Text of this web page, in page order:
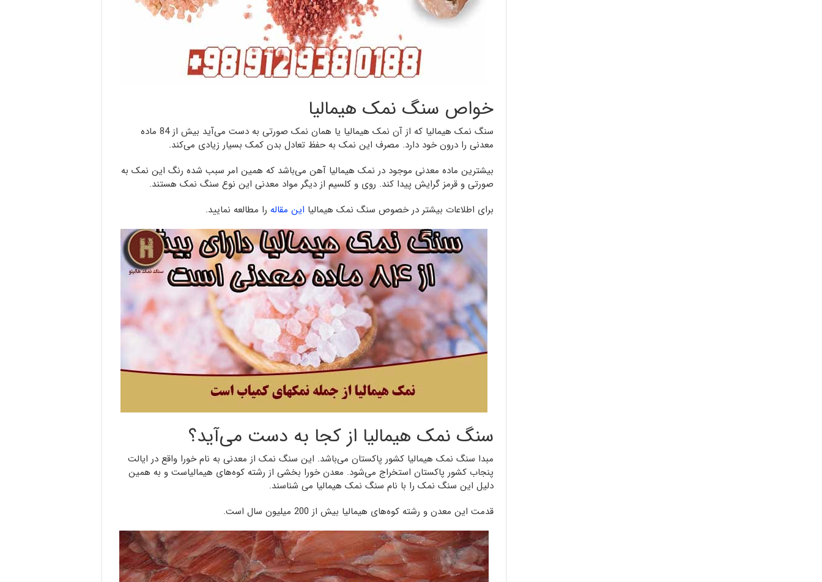
خواص سنگ نمک هیمالیا
سنگ نمک هیمالیا که از آن نمک هیمالیا یا همان نمک صورتی به دست می‌آید بیش از 84 ماده
معدنی را درون خود دارد. مصرف این نمک به حفظ تعادل بدن کمک بسیار زیادی می‌کند.
بیشترین ماده معدنی موجود در نمک هیمالیا آهن می‌باشد که همین امر سبب شده رنگ این نمک به
صورتی و قرمز گرایش پیدا کند. روی و کلسیم از دیگر مواد معدنی این نوع سنگ نمک هستند.
برای اطلاعات بیشتر در خصوص سنگ نمک هیمالیا این مقاله را مطالعه نمایید.
سنگ نمک هیمالیا از کجا به دست می‌آید؟
مبدا سنگ نمک هیمالیا کشور پاکستان می‌باشد. این سنگ نمک از معدنی به نام خورا واقع در ایالت
پنجاب کشور پاکستان استخراج می‌شود. معدن خورا بخشی از رشته کوه‌های هیمالیاست و به همین
دلیل این سنگ نمک را با نام سنگ نمک هیمالیا می شناسند.
قدمت این معدن و رشته کوه‌های هیمالیا بیش از 200 میلیون سال است.